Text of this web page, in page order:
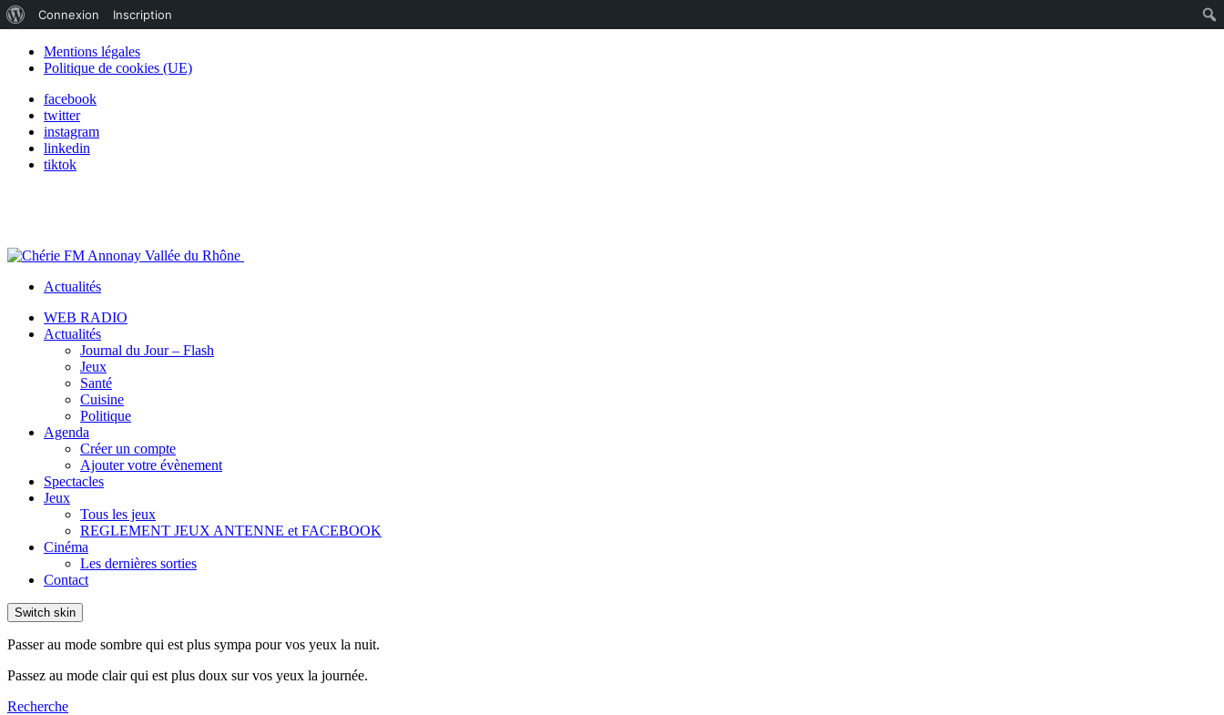
Mentions légales
Politique de cookies (UE)
facebook
twitter
instagram
linkedin
tiktok
Actualités
WEB RADIO
Actualités
Journal du Jour – Flash
Jeux
Santé
Cuisine
Politique
Agenda
Créer un compte
Ajouter votre évènement
Spectacles
Jeux
Tous les jeux
REGLEMENT JEUX ANTENNE et FACEBOOK
Cinéma
Les dernières sorties
Contact
Switch skin
Passer au mode sombre qui est plus sympa pour vos yeux la nuit.
Passez au mode clair qui est plus doux sur vos yeux la journée.
Recherche
de
WordPress
Connexion Inscription